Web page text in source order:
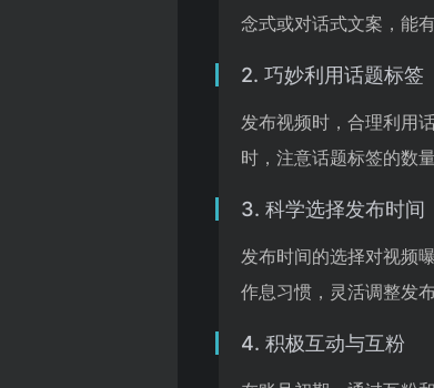
念式或对话式文案，能
2. 巧妙利用话题标签
发布视频时，合理利用
时，注意话题标签的数
3. 科学选择发布时间
发布时间的选择对视频
作息习惯，灵活调整发
4. 积极互动与互粉